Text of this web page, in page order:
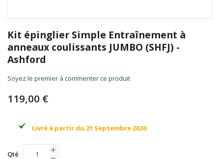
to
the
beginning
of
images
Kit épinglier Simple Entraînement à
anneaux coulissants JUMBO (SHFJ) -
Ashford
Soyez le premier à commenter ce produit
119,00 €
Livré à partir du 21 Septembre 2026
Qté